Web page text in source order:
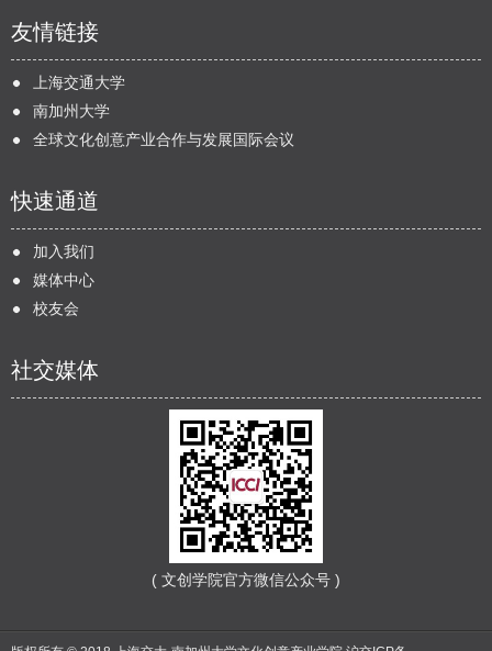
友情链接
上海交通大学
南加州大学
全球文化创意产业合作与发展国际会议
快速通道
加入我们
媒体中心
校友会
社交媒体
( 文创学院官方微信公众号 )